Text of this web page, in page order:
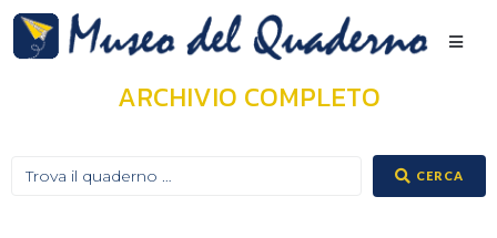
ARCHIVIO COMPLETO
CERCA